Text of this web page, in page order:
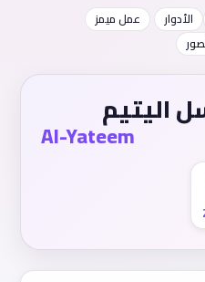
الأدوار
عمل ميمز
اليتيم
Al-Yateem